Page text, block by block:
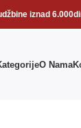
iznad
O Nama